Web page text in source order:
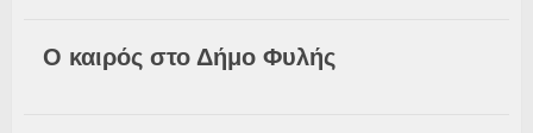
Ο καιρός στο Δήμο Φυλής